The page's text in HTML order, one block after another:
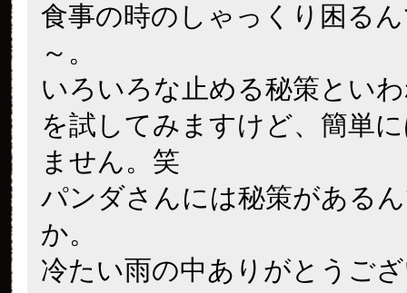
食事の時のしゃっくり困る
～。
いろいろな止める秘策とい
を試してみますけど、簡単
ません。笑
パンダさんには秘策がある
か。
冷たい雨の中ありがとうご